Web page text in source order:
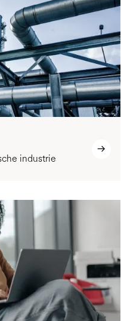
industrie